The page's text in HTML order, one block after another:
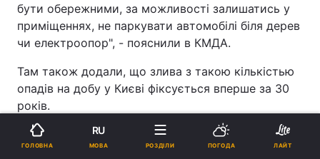
бути обережними, за можливості залишатись у
приміщеннях, не паркувати автомобілі біля дерев
чи електроопор", - пояснили в КМДА.
Там також додали, що злива з такою кількістью
опадів на добу у Києві фіксується вперше за 30
років.
Що відбувається з погодою у Києві
ГОЛОВНА
RU
МОВА РОЗДІЛИ ПОГОДА ЛАЙТ